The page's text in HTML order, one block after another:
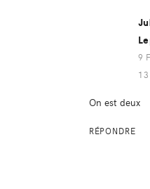
9
On est deux
RÉPONDRE